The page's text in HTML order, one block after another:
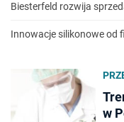
Biesterfeld rozwija
Innowacje silikonowe od
w